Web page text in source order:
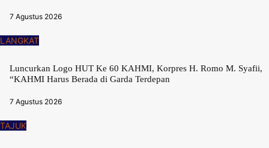
7 Agustus 2026
LANGKAT
Luncurkan Logo HUT Ke 60 KAHMI, Korpres H. Romo M. Syafii,
“KAHMI Harus Berada di Garda Terdepan
7 Agustus 2026
TAJUK